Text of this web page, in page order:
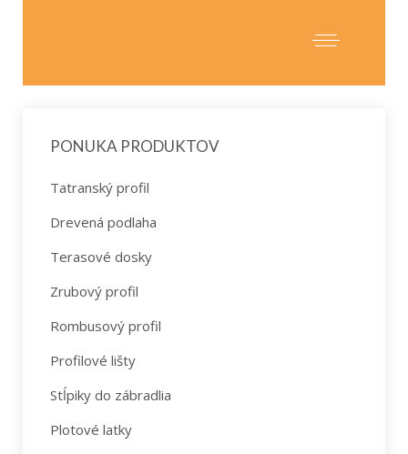
PONUKA PRODUKTOV
Tatranský profil
Drevená podlaha
Terasové dosky
Zrubový profil
Rombusový profil
Profilové lišty
Stĺpiky do zábradlia
Plotové latky